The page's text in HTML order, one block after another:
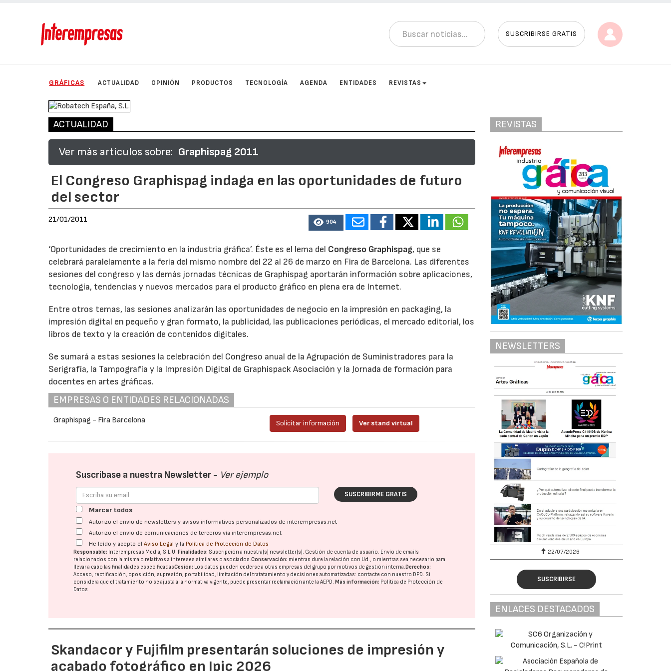
SUSCRIBIRSE GRATIS
GRÁFICAS ACTUALIDAD OPINIÓN PRODUCTOS TECNOLOGÍA AGENDA ENTIDADES REVISTAS
ACTUALIDAD
Ver más artículos sobre: Graphispag 2011
El Congreso Graphispag indaga en las oportunidades de futuro
del sector
21/01/2011 904
‘Oportunidades de crecimiento en la industria gráfica’. Éste es el lema del Congreso Graphispag, que se
celebrará paralelamente a la feria del mismo nombre del 22 al 26 de marzo en Fira de Barcelona. Las diferentes
sesiones del congreso y las demás jornadas técnicas de Graphispag aportarán información sobre aplicaciones,
tecnología, tendencias y nuevos mercados para el producto gráfico en plena era de Internet.
Entre otros temas, las sesiones analizarán las oportunidades de negocio en la impresión en packaging, la
impresión digital en pequeño y gran formato, la publicidad, las publicaciones periódicas, el mercado editorial, los
libros de texto y la creación de contenidos digitales.
Se sumará a estas sesiones la celebración del Congreso anual de la Agrupación de Suministradores para la
Serigrafía, la Tampografía y la Impresión Digital de Graphispack Asociación y la Jornada de formación para
docentes en artes gráficas.
EMPRESAS O ENTIDADES RELACIONADAS
Graphispag - Fira Barcelona Solicitar información Ver stand virtual
Suscríbase a nuestra Newsletter - Ver ejemplo
SUSCRIBIRME GRATIS
Marcar todos
Autorizo el envío de newsletters y avisos informativos personalizados de interempresas.net
Autorizo el envío de comunicaciones de terceros vía interempresas.net
He leído y acepto elAviso Legal y la Política de Protección de Datos
Responsable: Interempresas Media, S.L.U.Finalidades: Suscripción a nuestra(s) newsletter(s). Gestión de cuenta de usuario. Envío de emails
relacionados con la misma o relativos a intereses similares o asociados.Conservación: mientras dure la relación con Ud., o mientras sea necesario para
llevar a cabo las finalidades especificadasCesión: Los datos pueden cederse a otras empresas del grupo por motivos de gestión interna.Derechos:
Acceso, rectificación, oposición, supresión, portabilidad, limitación del tratatamiento y decisiones automatizadas: contacte con nuestro DPD. Si
considera que el tratamiento no se ajusta a la normativa vigente, puede presentar reclamación ante laAEPD.Más información: Política de Protección de
Datos
Skandacor y Fujifilm presentarán soluciones de impresión y
acabado fotográfico en Ipic 2026
REVISTAS
NEWSLETTERS
22/07/2026 29/07/2026 22/07/2026
SUSCRIBIRSE
ENLACES DESTACADOS